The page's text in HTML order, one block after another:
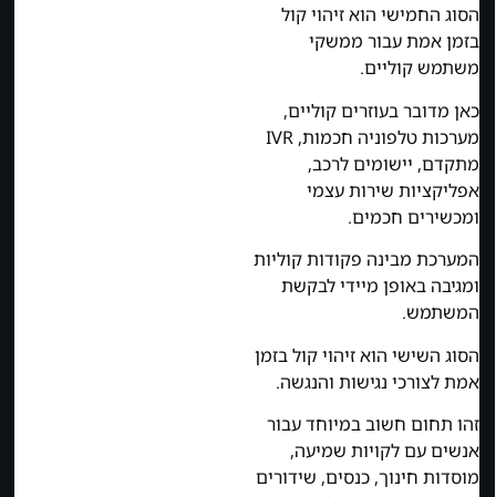
הסוג החמישי הוא זיהוי קול
בזמן אמת עבור ממשקי
משתמש קוליים.
כאן מדובר בעוזרים קוליים,
מערכות טלפוניה חכמות, IVR
מתקדם, יישומים לרכב,
אפליקציות שירות עצמי
ומכשירים חכמים.
המערכת מבינה פקודות קוליות
ומגיבה באופן מיידי לבקשת
המשתמש.
הסוג השישי הוא זיהוי קול בזמן
אמת לצורכי נגישות והנגשה.
זהו תחום חשוב במיוחד עבור
אנשים עם לקויות שמיעה,
מוסדות חינוך, כנסים, שידורים